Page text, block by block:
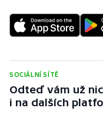
Sportovní střelba
Triatlon
Veslování
SOCIÁLNÍ SÍTĚ
Odteď vám už
i na dalších